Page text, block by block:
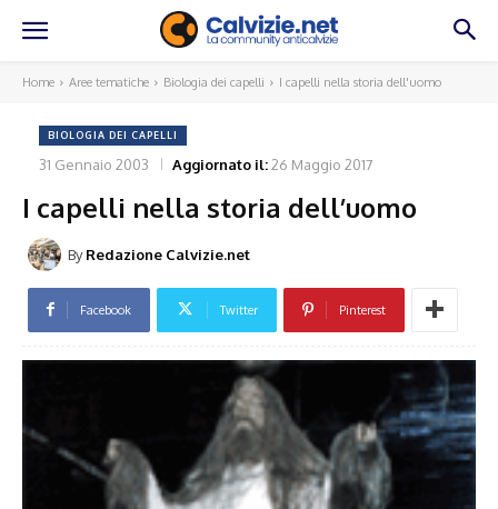
Home Aree tematiche Biologia dei capelli I capelli nella storia dell'uomo
BIOLOGIA DEI CAPELLI
31 Gennaio 2003 Aggiornato il:26 Maggio 2017
I capelli nella storia dell’uomo
By Redazione Calvizie.net
Facebook Twitter Pinterest